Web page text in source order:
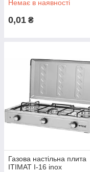
Немає в наявності
0,01 ₴
Газова настільна плита
ITIMAT I-16 inox